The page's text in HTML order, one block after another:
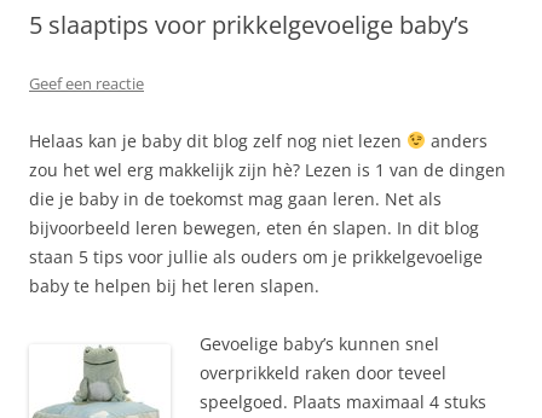
5 slaaptips voor prikkelgevoelige baby’s
Geef een reactie
Helaas kan je baby dit blog zelf nog niet lezen
anders
zou het wel erg makkelijk zijn hè? Lezen is 1 van de dingen
die je baby in de toekomst mag gaan leren. Net als
bijvoorbeeld leren bewegen, eten én slapen. In dit blog
staan 5 tips voor jullie als ouders om je prikkelgevoelige
baby te helpen bij het leren slapen.
Gevoelige baby’s kunnen snel
overprikkeld raken door teveel
speelgoed. Plaats maximaal 4 stuks